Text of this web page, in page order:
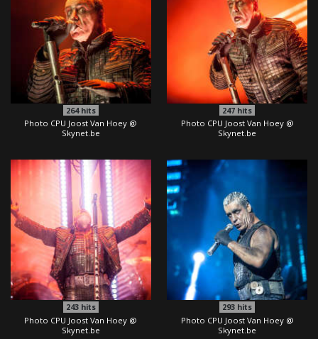
264hits
Photo CPU Joost Van Hoey @
Skynet.be
247 hits
Photo CPU Joost Van Hoey @
Skynet.be
243hits
Photo CPU Joost Van Hoey @
Skynet.be
293 hits
Photo CPU Joost Van Hoey @
Skynet.be